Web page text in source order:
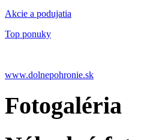
Akcie a podujatia
Top ponuky
www.dolnepohronie.sk
Fotogaléria